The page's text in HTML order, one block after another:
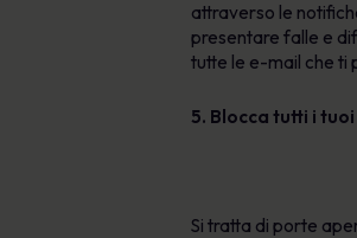
attraverso le
presentare falle e
tutte le e-mail che ti
5. Blocca tutti i
Si tratta di porte